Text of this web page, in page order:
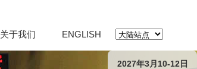
关于我们 ENGLISH
2027年3月10-12日